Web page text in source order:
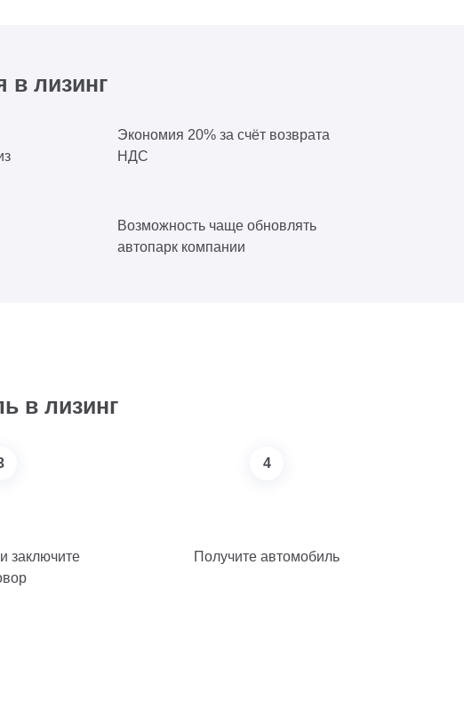
в лизинг
Экономия 20% за счёт возврата
НДС
Возможность чаще обновлять
автопарк компании
в лизинг
заключите
4
Получите автомобиль